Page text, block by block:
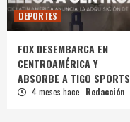
DEPORTES
FOX DESEMBARCA EN
CENTROAMÉRICA Y
ABSORBE A TIGO SPORTS
4 meses hace Redacción